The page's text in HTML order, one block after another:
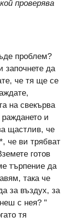
проверява
проблем?
започнете да
че тя ще се
на свекърва
раждането и
щастлив, че
че ви трябват
готов
търпение да
така че
за въздух, за
с нея? "
тя